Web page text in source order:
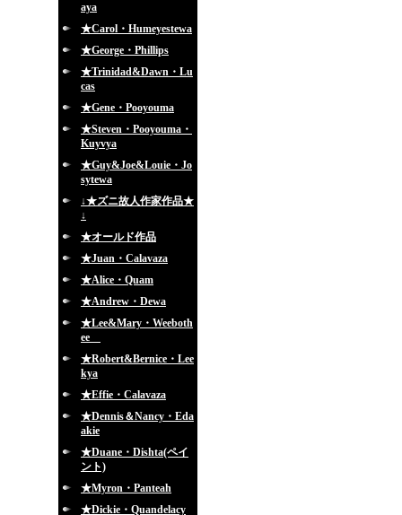
aya
★Carol・Humeyestewa
★George・Phillips
★Trinidad&Dawn・Lu
cas
★Gene・Pooyouma
★Steven・Pooyouma・
Kuyvya
★Guy&Joe&Louie・Jo
sytewa
↓★ズニ故人作家作品★
↓
★オールド作品
★Juan・Calavaza
★Alice・Quam
★Andrew・Dewa
★Lee&Mary・Weeboth
ee
★Robert&Bernice・Lee
kya
★Effie・Calavaza
★Dennis＆Nancy・Eda
akie
★Duane・Dishta(ペイ
ント)
★Myron・Panteah
★Dickie・Quandelacy